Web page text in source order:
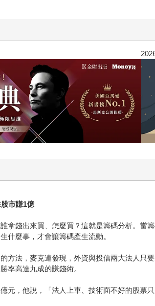
幣
市賺1億
拿錢出來買、怎麼買？這就是籌碼分析。
什麼事，才會讓籌碼產生流動。
方法，麥克連發現，外資與投信兩大法人
率高達九成的賺錢術。
元，他說，「法人上車、技術面不好的股票